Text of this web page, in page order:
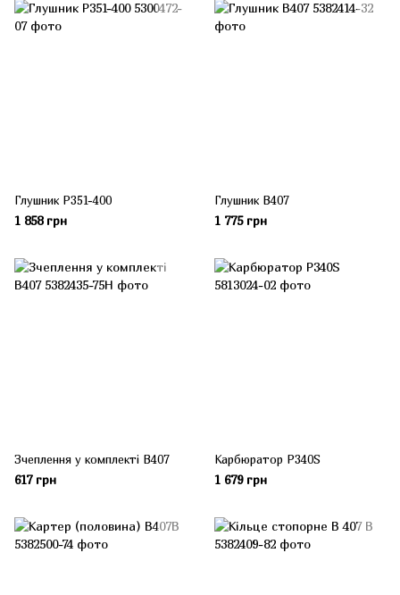
Глушник P351-400
1 858 грн
Глушник В407
1 775 грн
Зчеплення у комплекті B407
617 грн
Карбюратор P340S
1 679 грн